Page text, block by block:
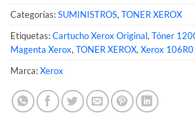
Categorías:SUMINISTROS, TONER XEROX
Etiquetas:Cartucho Xerox Original, Tóner
Magenta Xerox, TONER XEROX, Xerox
Marca:Xerox